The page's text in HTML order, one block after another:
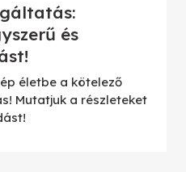
és
életbe a kötelező
Mutatjuk a részleteket